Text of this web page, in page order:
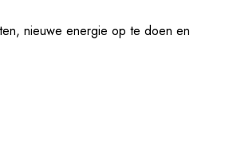
nieuwe energie op te doen en